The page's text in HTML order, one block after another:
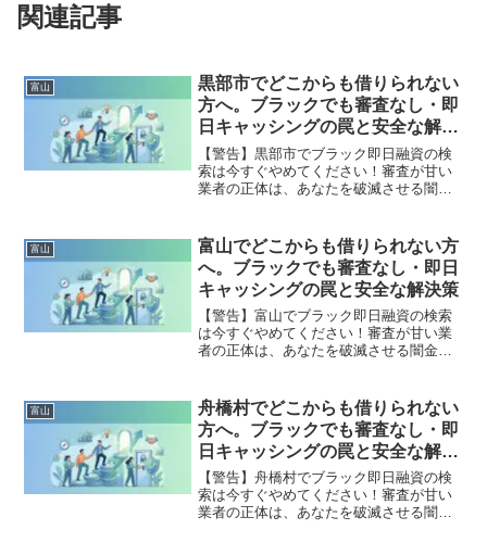
関連記事
富山
黒部市でどこからも借りられない
方へ。ブラックでも審査なし・即
日キャッシングの罠と安全な解決
策
【警告】黒部市でブラック即日融資の検
索は今すぐやめてください！審査が甘い
業者の正体は、あなたを破滅させる闇金
市で違法業者を避け、借金地獄から抜け
出した方々の実体験と確実な解決策を完
全公開。
富山
富山でどこからも借りられない方
へ。ブラックでも審査なし・即日
キャッシングの罠と安全な解決策
【警告】富山でブラック即日融資の検索
は今すぐやめてください！審査が甘い業
者の正体は、あなたを破滅させる闇金で
違法業者を避け、借金地獄から抜け出し
た方々の実体験と確実な解決策を完全公
開。
富山
舟橋村でどこからも借りられない
方へ。ブラックでも審査なし・即
日キャッシングの罠と安全な解決
策
【警告】舟橋村でブラック即日融資の検
索は今すぐやめてください！審査が甘い
業者の正体は、あなたを破滅させる闇金